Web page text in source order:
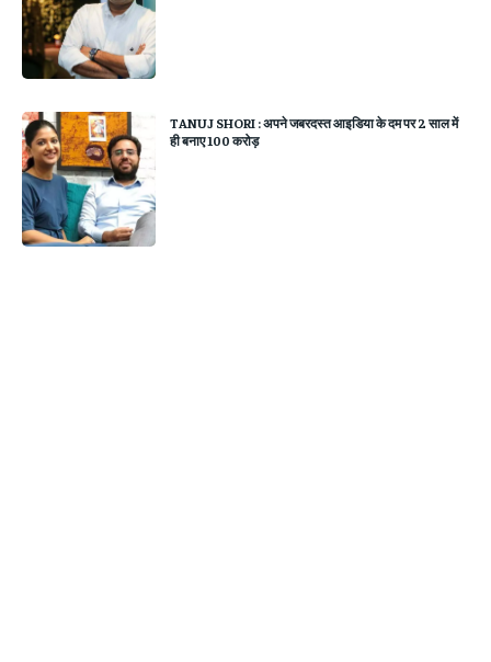
TANUJ SHORI : अपने जबरदस्त आइडिया के दम पर 2 साल में
ही बनाए 100 करोड़